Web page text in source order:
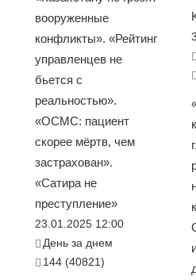
вооруженные
конфликты». «Рейтинг
управленцев не
бьется с
реальностью».
«ОСМС: пациент
скорее мёртв, чем
застрахован».
«Сатира не
преступление»
23.01.2025 12:00
День за днем
144 (40821)